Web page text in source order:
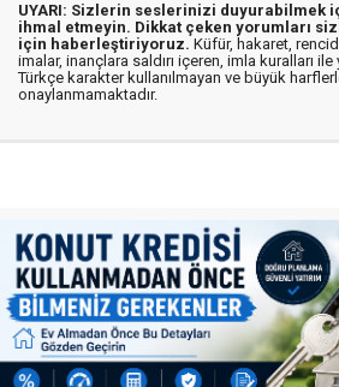
UYARI: Sizlerin seslerinizi duyurabilmek
ihmal etmeyin. Dikkat çeken yorumları
için haberleştiriyoruz. Küfür, hakaret,
imalar, inançlara saldırı içeren, imla kuralları ile
Türkçe karakter kullanılmayan ve büyük
onaylanmamaktadır.